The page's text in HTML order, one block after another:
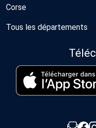
Corse
Tous les départements